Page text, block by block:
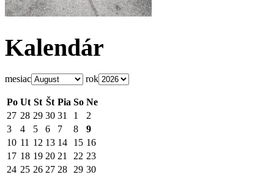
Kalendár
mesiac rok
Po Ut St Št Pia So Ne
27 28 29 30 31 1
2
3
4 5 6 7 8
9
10 11 12 13 14 15 16
17 18 19 20 21 22 23
24 25 26 27 28 29 30